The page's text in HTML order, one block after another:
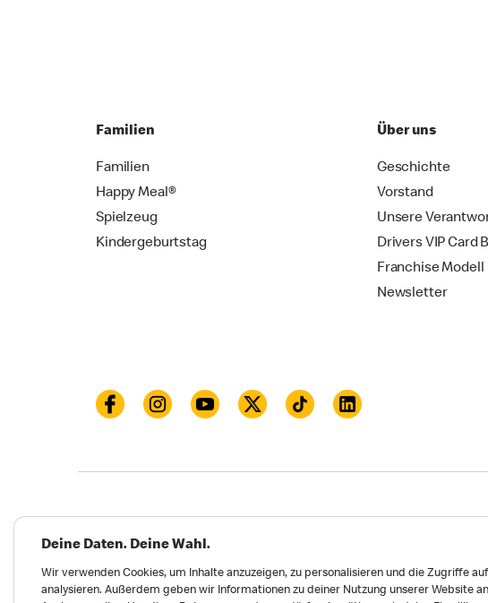
Familien
Familien
Happy Meal®
Spielzeug
Kindergeburtstag
Über uns
Geschichte
Vorstand
Unsere
Drivers VIP Card
Franchise Modell
Newsletter
Meldungen zu Menschen- und Umweltrechten Reports
Deine Daten. Deine Wahl.
Wir verwenden Cookies, um Inhalte anzuzeigen, zu personalisieren und die Zugriffe
analysieren. Außerdem geben wir Informationen zu deiner Nutzung unserer Website